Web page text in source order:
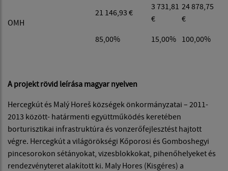
OMH
21 146,93 €
3 731,81
€
24 878,75
€
85,00%
15,00% 100,00%
A projekt rövid leírása magyar nyelven
Hercegkút és Malý Horeš községek önkormányzatai – 2011-
2013 között- határmenti együttműködés keretében
borturisztikai infrastruktúra és vonzerőfejlesztést hajtott
végre. Hercegkút a világörökségi Kőporosi és Gomboshegyi
pincesorokon sétányokat, vizesblokkokat, pihenőhelyeket és
rendezvényteret alakított ki. Maly Hores (Kisgéres) a